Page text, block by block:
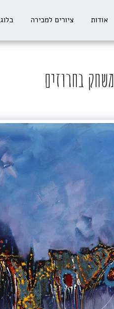
אודות ציורים למכירה בלוג
משחק בחרוזים